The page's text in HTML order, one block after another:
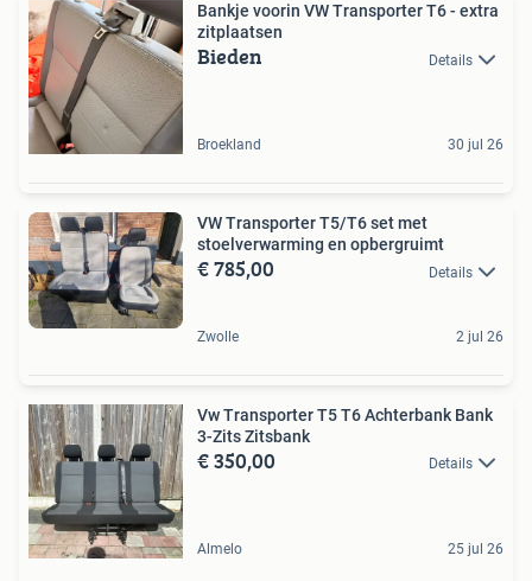
Bankje voorin VW Transporter T6 - extra
zitplaatsen
Bieden Details
Broekland 30 jul 26
VW Transporter T5/T6 set met
stoelverwarming en opbergruimt
€ 785,00 Details
Zwolle 2 jul 26
Vw Transporter T5 T6 Achterbank Bank
3-Zits Zitsbank
€ 350,00 Details
Almelo 25 jul 26